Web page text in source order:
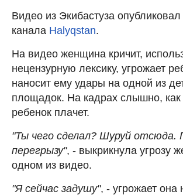
Видео из Экибастуза
канала Halyqstan.
На видео женщина кричит,
нецензурную лексику, угрожает
наносит ему удары на одной из
площадок. На кадрах слышно, как
ребенок плачет.
"Ты чего сделал? Шуруй отсюда.
перегрызу", - выкрикнула угрозу
одном из видео.
"Я сейчас задушу", - угрожает она